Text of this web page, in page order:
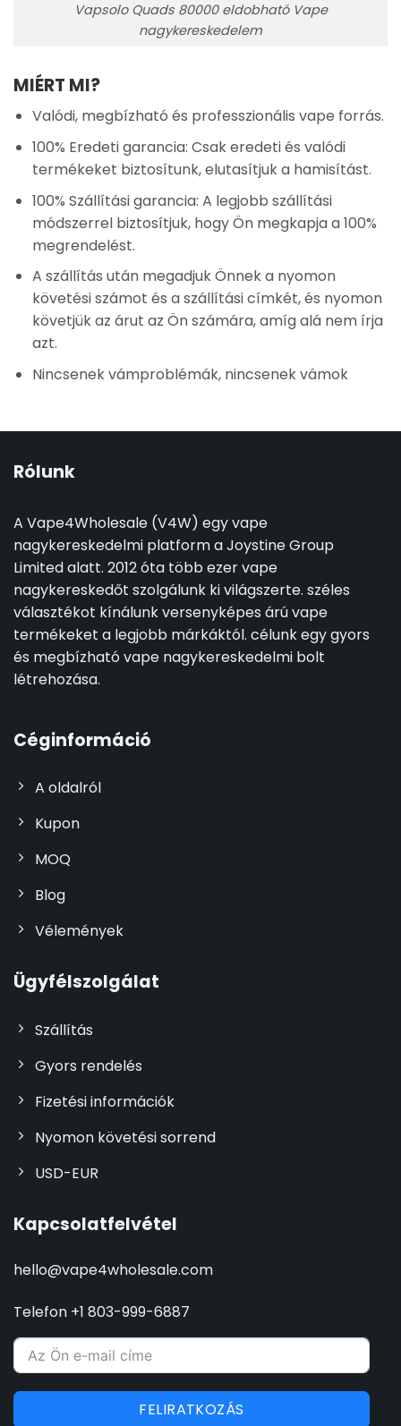
Vapsolo Quads 80000 eldobható Vape
nagykereskedelem
MIÉRT MI?
Valódi, megbízható és professzionális vape forrás.
100% Eredeti garancia: Csak eredeti és valódi
termékeket biztosítunk, elutasítjuk a hamisítást.
100% Szállítási garancia: A legjobb szállítási
módszerrel biztosítjuk, hogy Ön megkapja a 100%
megrendelést.
A szállítás után megadjuk Önnek a nyomon
követési számot és a szállítási címkét, és nyomon
követjük az árut az Ön számára, amíg alá nem írja
azt.
Nincsenek vámproblémák, nincsenek vámok
Rólunk
A Vape4Wholesale (V4W) egy vape
nagykereskedelmi platform a Joystine Group
Limited alatt. 2012 óta több ezer vape
nagykereskedőt szolgálunk ki világszerte. széles
választékot kínálunk versenyképes árú vape
termékeket a legjobb márkáktól. célunk egy gyors
és megbízható vape nagykereskedelmi bolt
létrehozása.
Céginformáció
A oldalról
Kupon
MOQ
Blog
Vélemények
Ügyfélszolgálat
Szállítás
Gyors rendelés
Fizetési információk
Nyomon követési sorrend
USD-EUR
Kapcsolatfelvétel
hello@vape4wholesale.com
Telefon +1 803-999-6887
FELIRATKOZÁS